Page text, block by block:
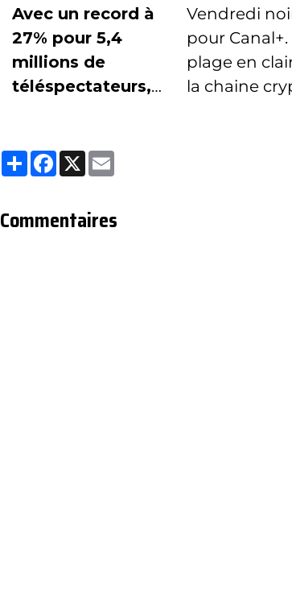
Avec un record à
27% pour 5,4
millions de
téléspectateurs,
première
semaine de "The
Vendredi
pour Canal+.
plage en
la chaine
Partager
Facebook
X
Commentaires